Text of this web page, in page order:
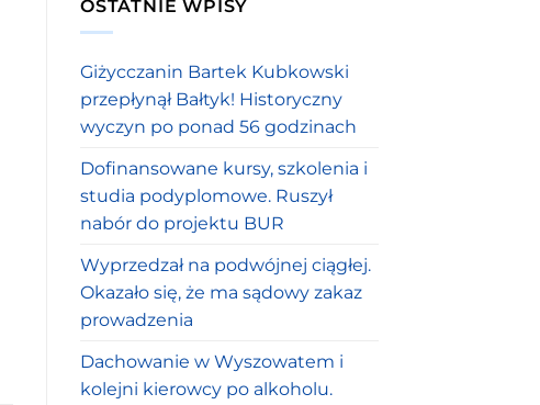
OSTATNIE WPISY
Giżycczanin Bartek Kubkowski
przepłynął Bałtyk! Historyczny
wyczyn po ponad 56 godzinach
Dofinansowane kursy, szkolenia i
studia podyplomowe. Ruszył
nabór do projektu BUR
Wyprzedzał na podwójnej ciągłej.
Okazało się, że ma sądowy zakaz
prowadzenia
Dachowanie w Wyszowatem i
kolejni kierowcy po alkoholu.